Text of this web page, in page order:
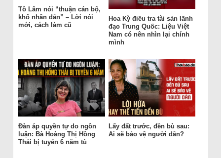
Tô Lâm nói “thuận cán bộ,
khổ nhân dân” – Lời nói
mới, cách làm cũ
Hoa Kỳ điều tra tài sản lãnh
đạo Trung Quốc: Liệu Việt
Nam có nên nhìn lại chính
mình
Đàn áp quyền tự do ngôn
luận: Bà Hoàng Thị Hồng
Thái bị tuyên 6 năm tù
Lấy đất trước, đền bù sau:
Ai sẽ bảo vệ người dân?